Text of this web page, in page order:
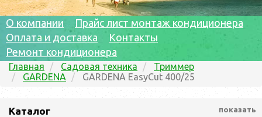
О компании
Прайс лист монтаж кондиционера
Оплата и доставка
Контакты
Ремонт кондиционера
Главная Садовая техника
Триммер
GARDENA
GARDENA EasyCut 400/25
Каталог показать